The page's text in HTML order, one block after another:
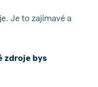
Je to zajímavé a
zdroje bys